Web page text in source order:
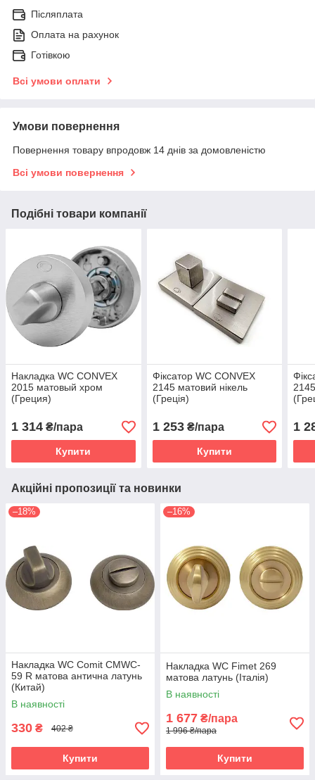
Післяплата
Оплата на рахунок
Готівкою
Всі умови оплати
Умови повернення
Повернення товару впродовж 14 днів за домовленістю
Всі умови повернення
Подібні товари компанії
Накладка WC CONVEX
2015 матовый хром
(Греция)
1 314 ₴/пара
Купити
Фіксатор WC CONVEX
2145 матовий нікель
(Греція)
1 253₴/пара
Купити
1
Акційні пропозиції та новинки
–18%
Накладка WC Comit CMWC-
59 R матова антична латунь
(Китай)
В наявності
330 ₴ 402 ₴
Купити
–16%
Накладка WC Fimet 269
матова латунь (Італія)
В наявності
1 677 ₴/пара
1 996 ₴/пара
Купити